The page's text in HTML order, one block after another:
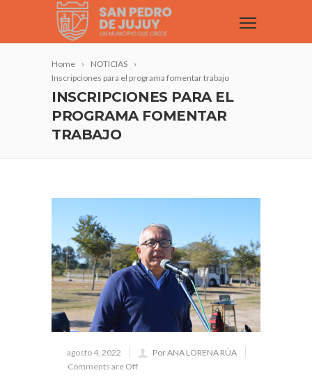
Home
NOTICIAS
Inscripciones para el programa fomentar trabajo
INSCRIPCIONES PARA EL
PROGRAMA FOMENTAR
TRABAJO
agosto 4, 2022
Por ANA LORENA RÚA
Comments are Off